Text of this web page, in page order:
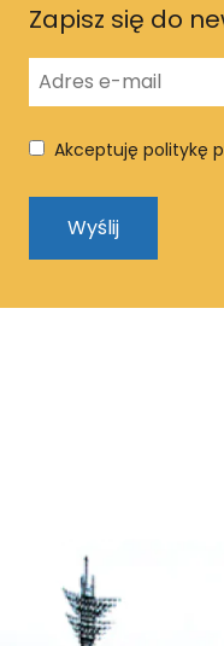
Zapisz się do
Akceptuję politykę